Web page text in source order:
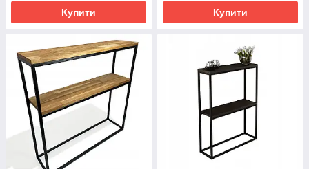
Купити Купити